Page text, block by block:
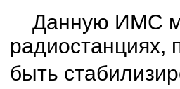
Данную ИМС
радиостанциях,
быть